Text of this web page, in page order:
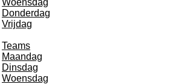
Woensdag
Donderdag
Vrijdag
Teams
Maandag
Dinsdag
Woensdag